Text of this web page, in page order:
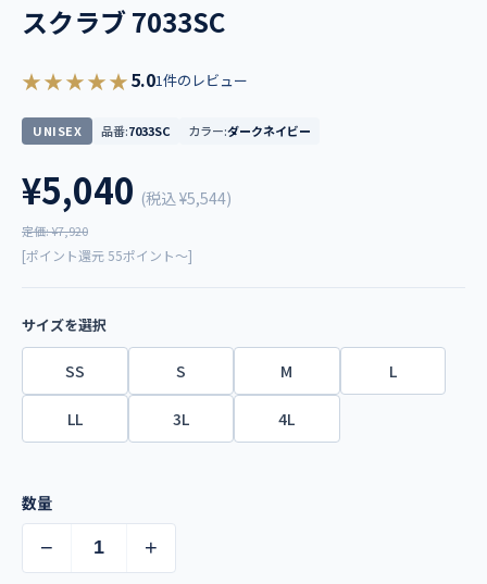
スクラブ 7033SC
★★★★★5.01件のレビュー
UNISEX 品番:7033SC カラー:ダークネイビー
¥5,040 (税込¥5,544)
定価: ¥7,920
[ポイント還元 55ポイント～]
サイズを選択
SS S M L
LL 3L 4L
数量
− +